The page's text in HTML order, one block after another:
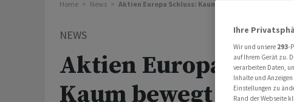
Home News Aktien Europa Schluss: Kaum bewegt ohne Wall
NEWS
Aktien Europa
Kaum bewegt ohne
Ihre
Wir und unsere 293-
auf Ihrem Gerät zu.
verarbeiten Daten,
Inhalte und
Einstellungen zu
Rand der Webseite